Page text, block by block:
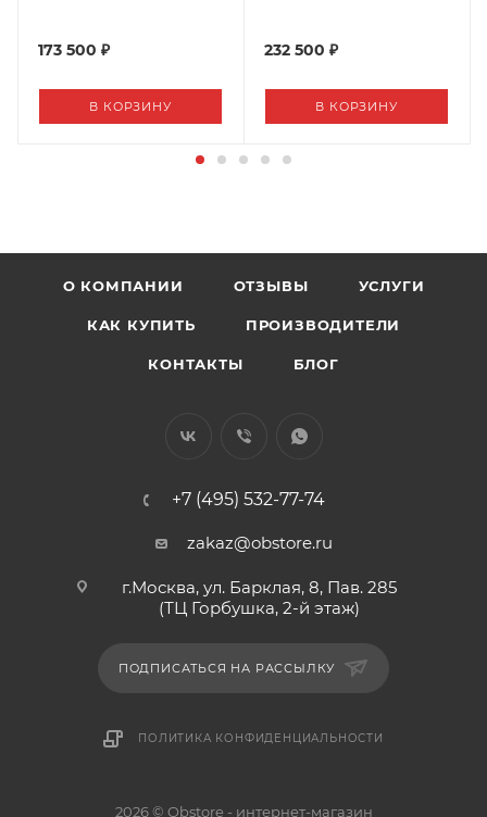
173 500 ₽
В КОРЗИНУ
232 500 ₽
В КОРЗИНУ
О КОМПАНИИ ОТЗЫВЫ УСЛУГИ
КАК КУПИТЬ ПРОИЗВОДИТЕЛИ
КОНТАКТЫ БЛОГ
+7 (495) 532-77-74
zakaz@obstore.ru
г.Москва, ул. Барклая, 8, Пав. 285
(ТЦ Горбушка, 2-й этаж)
ПОДПИСАТЬСЯ НА РАССЫЛКУ
ПОЛИТИКА КОНФИДЕНЦИАЛЬНОСТИ
2026 © Obstore - интернет-магазин